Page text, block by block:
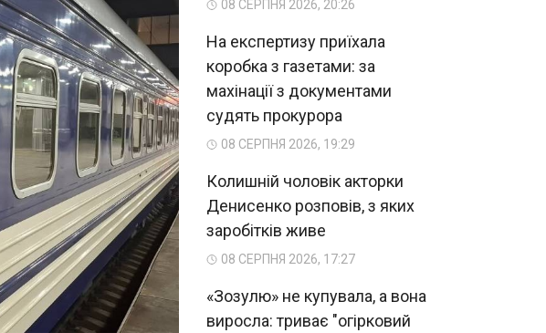
08 СЕРПНЯ 2026, 20:26
На експертизу приїхала
коробка з газетами: за
махінації з документами
судять прокурора
08 СЕРПНЯ 2026, 19:29
Колишній чоловік акторки
Денисенко розповів, з яких
заробітків живе
08 СЕРПНЯ 2026, 17:27
«Зозулю» не купувала, а вона
виросла: триває "огірковий